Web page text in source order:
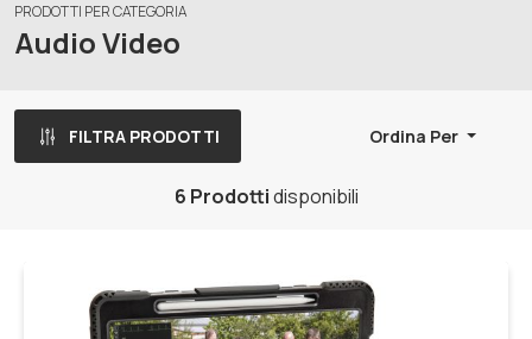
PRODOTTI PER CATEGORIA
Audio Video
FILTRA PRODOTTI Ordina Per
6 Prodottidisponibili